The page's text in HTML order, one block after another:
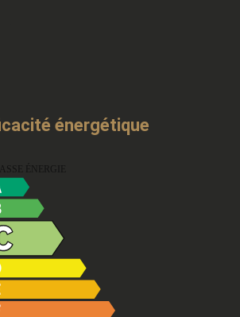
énergétique